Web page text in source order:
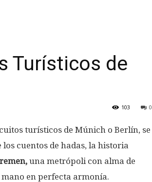
Turísticos de
0
103
turísticos de Múnich o Berlín, se
cuentos de hadas, la historia
una metrópoli con alma de
en perfecta armonía.